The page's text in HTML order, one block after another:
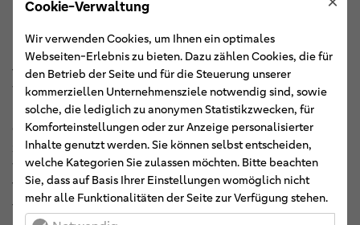
Marc Weegen, beim BVR verantwortlich für die
Markenstrategie und -Kommunikation, zeigte die rasante
Entwicklung im Bereich der KI auf. So habe Vodafone in der
vergangenen Woche das erste vollständig mit KI erstellte
Werbevideo geschaltet, das vollkommen real wirke. Es sei
nicht erkennbar, dass der Spot ohne „echte Menschen und
Orte“ erstellt worden sei. „Das wird mehr und mehr
Standard in der Video- und Fotoerstellung“, so Marc
Weegen. Noch vor zwei Jahren seien die ersten KI-basierten
Videos und Fotos leicht zu identifizieren gewesen. Heute
falle es selbst Profis schwer, zwischen real und KI zu
Cookie-Verwaltung
Wir verwenden Cookies, um Ihnen ein optimales
Webseiten-Erlebnis zu bieten. Dazu zählen Cookies, die für
den Betrieb der Seite und für die Steuerung unserer
kommerziellen Unternehmensziele notwendig sind, sowie
solche, die lediglich zu anonymen Statistikzwecken, für
Komforteinstellungen oder zur Anzeige personalisierter
Inhalte genutzt werden. Sie können selbst entscheiden,
welche Kategorien Sie zulassen möchten. Bitte beachten
Sie, dass auf Basis Ihrer Einstellungen womöglich nicht
mehr alle Funktionalitäten der Seite zur Verfügung stehen.